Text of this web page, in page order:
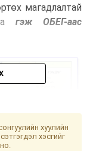
магадлалтай
гэж ОБЕГ-аас
хуулийн
хэсгийг